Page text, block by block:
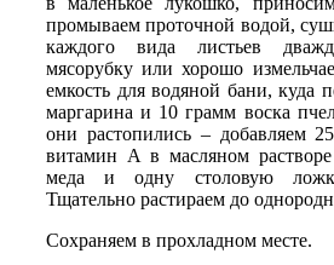
промываем проточной водой,
каждого вида листьев
мясорубку или хорошо
емкость для водяной бани, куда
маргарина и 10 грамм воска
они растопились – добавляем
витамин А в масляном
меда и одну столовую
Тщательно растираем до
Сохраняем в прохладном месте.